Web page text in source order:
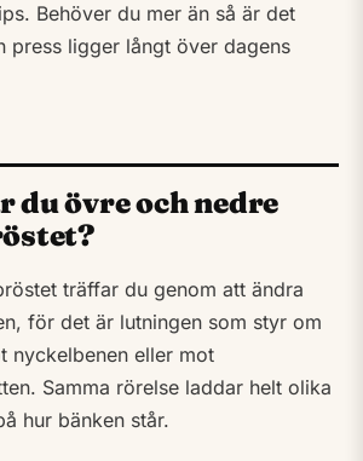
Behöver du mer än så är det
press ligger långt över dagens
övre och nedre
träffar du genom att ändra
för det är lutningen som styr om
nyckelbenen eller mot
Samma rörelse laddar helt olika
hur bänken står.